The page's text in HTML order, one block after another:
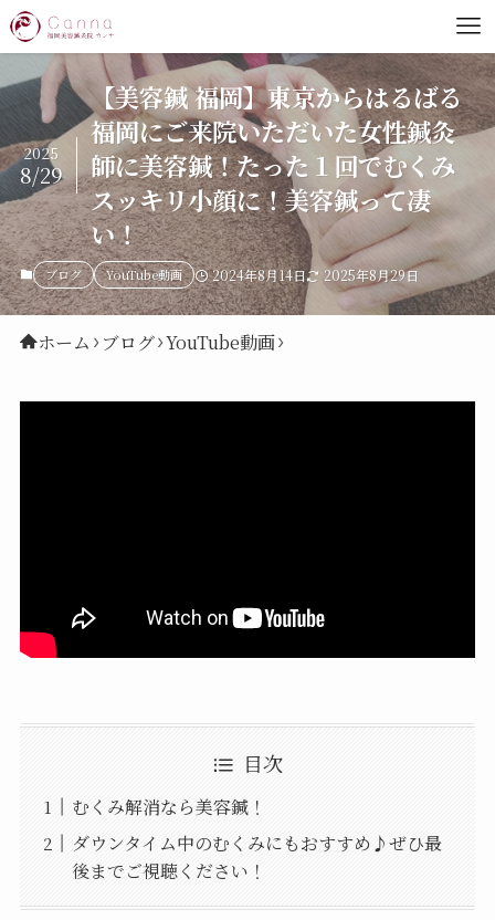
【美容鍼 福岡】東京からはるばる
福岡にご来院いただいた女性鍼灸
師に美容鍼！たった１回でむくみ
スッキリ小顔に！美容鍼って凄
い！
2025
8/29
ブログ YouTube動画 2024年8月14日 2025年8月29日
ホーム ブログ YouTube動画
目次
むくみ解消なら美容鍼！
ダウンタイム中のむくみにもおすすめ♪ぜひ最
後までご視聴ください！